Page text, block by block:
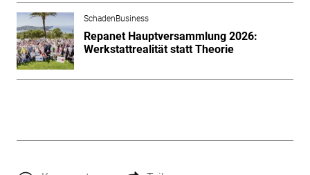
SchadenBusiness
Repanet Hauptversammlung 2026:
Werkstattrealität statt Theorie